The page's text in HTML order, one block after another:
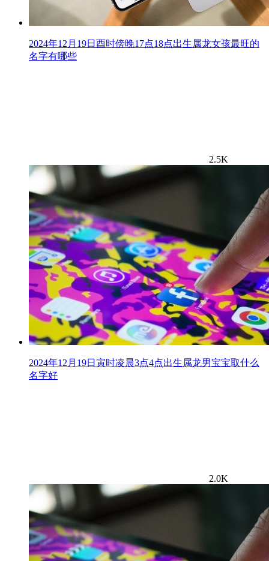
2024年12月19日酉时傍晚17点18点出生属龙女孩最旺的
名字有哪些
2.5K
2024年12月19日寅时凌晨3点4点出生属龙男宝宝取什么
名字好
2.0K